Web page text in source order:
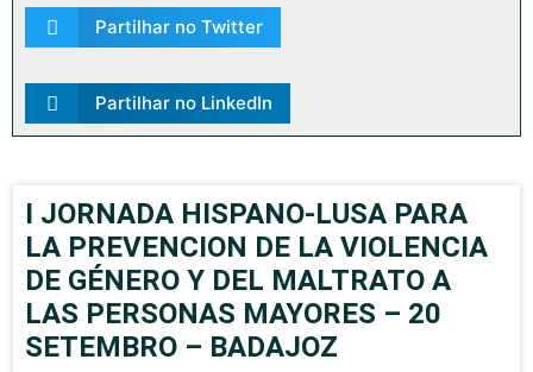
Partilhar no Twitter
Partilhar no LinkedIn
I JORNADA HISPANO-LUSA PARA
LA PREVENCION DE LA VIOLENCIA
DE GÉNERO Y DEL MALTRATO A
LAS PERSONAS MAYORES – 20
SETEMBRO – BADAJOZ